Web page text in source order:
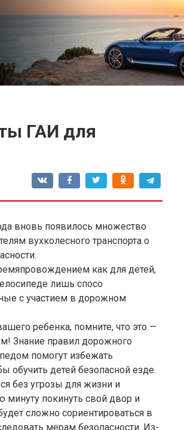
ГАИ для
вновь появилось множество
вухколесного транспорта о
как для детей,
лишь спосо
с участием в дорожном
ребенка, помните, что это —
Знание правил дорожного
помогут избежать
обучить детей безопасной езде.
без угрозы для жизни и
покинуть свой двор и
сложно сориентироваться в
мерам безопасности. Из-